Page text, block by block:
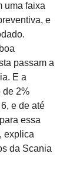
uma faixa
e
passam a
E a
de 2%
e de até
essa
explica
da Scania